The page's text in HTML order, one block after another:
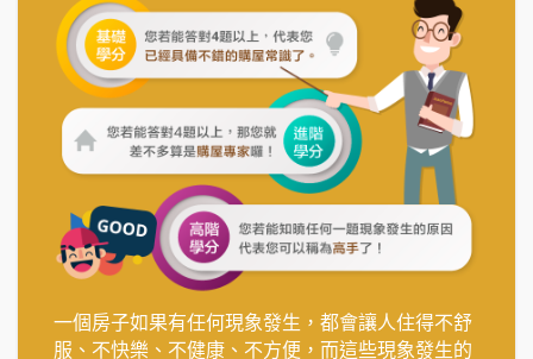
一個房子如果有任何現象發生，都會讓人住得不舒
服、不快樂、不健康、不方便，而這些現象發生的